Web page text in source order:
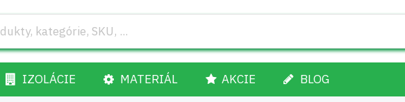
IZOLÁCIE MATERIÁL AKCIE BLOG